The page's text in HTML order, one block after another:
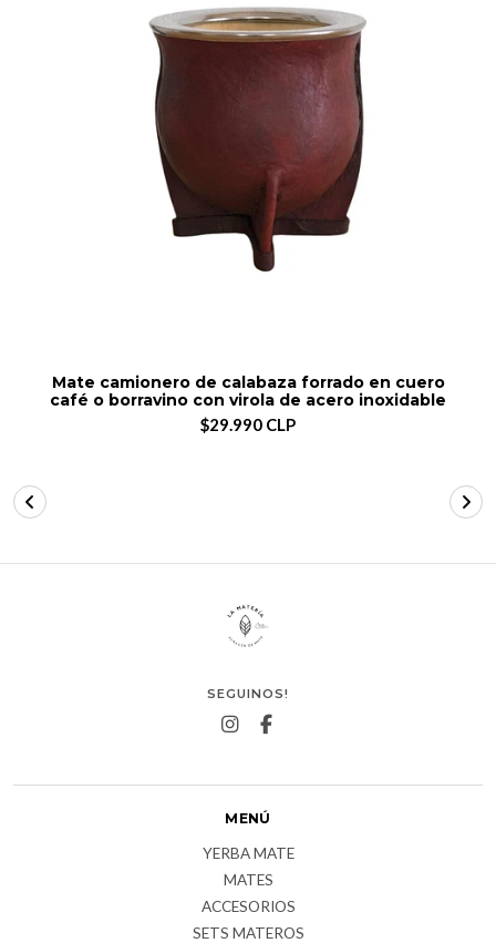
Mate camionero de calabaza forrado en cuero
café o borravino con virola de acero inoxidable
$29.990 CLP
SEGUINOS!
MENÚ
YERBA MATE
MATES
ACCESORIOS
SETS MATEROS